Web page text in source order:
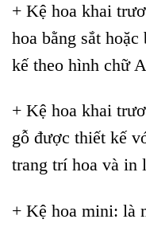
+ Kệ hoa khai
hoa bằng sắt
kế theo hình chữ
+ Kệ hoa khai
gỗ được thiết kế
trang trí hoa và in
+ Kệ hoa mini: là